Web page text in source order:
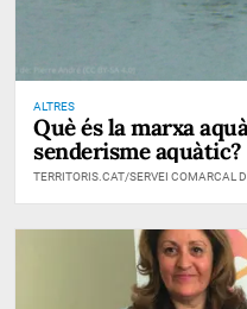
ALTRES
Què és la marxa
senderisme aquàtic?
TERRITORIS.CAT/SERVEI COMARCAL